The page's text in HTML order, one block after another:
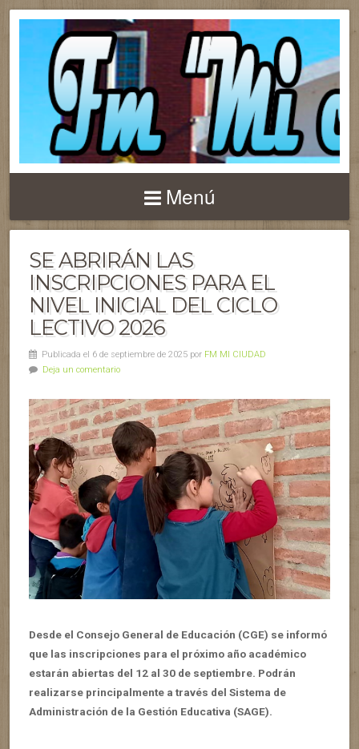
Menú
SE ABRIRÁN LAS
INSCRIPCIONES PARA EL
NIVEL INICIAL DEL CICLO
LECTIVO 2026
Publicada el 6 de septiembre de 2025 por FM MI CIUDAD
Deja un comentario
Desde el Consejo General de Educación (CGE) se informó
que las inscripciones para el próximo año académico
estarán abiertas del 12 al 30 de septiembre. Podrán
realizarse principalmente a través del Sistema de
Administración de la Gestión Educativa (SAGE).